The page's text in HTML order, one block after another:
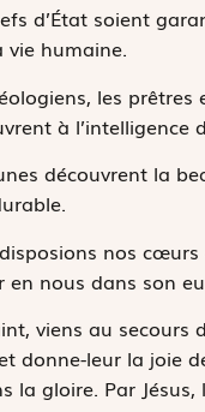
d’État soient
humaine.
les prêtres
à l’intelligence
découvrent la
nos cœurs
en nous dans son
viens au secours
donne-leur la joie
la gloire. Par